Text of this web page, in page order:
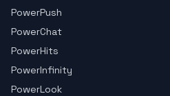
PowerPush
PowerChat
PowerHits
PowerInfinity
PowerLook